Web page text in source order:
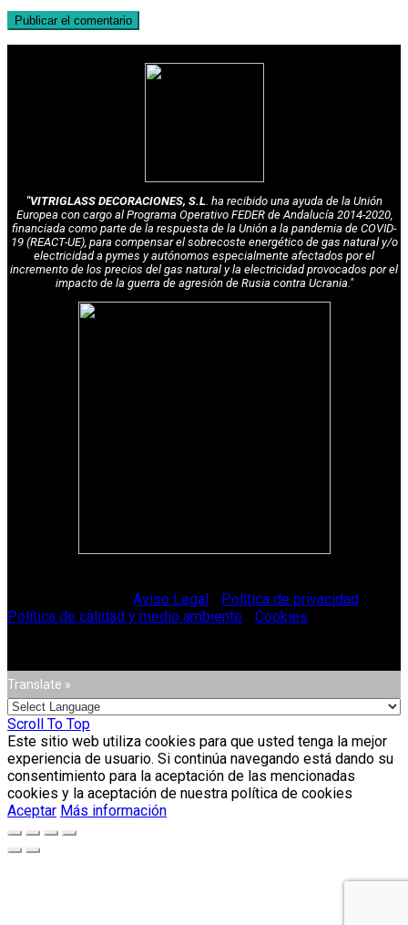
"VITRIGLASS DECORACIONES, S.L. ha recibido una ayuda de la Unión
Europea con cargo al Programa Operativo FEDER de Andalucía 2014-2020,
financiada como parte de la respuesta de la Unión a la pandemia de COVID-
19 (REACT-UE), para compensar el sobrecoste energético de gas natural y/o
electricidad a pymes y autónomos especialmente afectados por el
incremento de los precios del gas natural y la electricidad provocados por el
impacto de la guerra de agresión de Rusia contra Ucrania."
Aviso Legal Política de privacidad
Política de calidad y medio ambiente
Cookies
Translate »
Scroll To Top
Este sitio web utiliza cookies para que usted tenga la mejor
experiencia de usuario. Si continúa navegando está dando su
consentimiento para la aceptación de las mencionadas
cookies y la aceptación de nuestra política de cookies
Aceptar Más información